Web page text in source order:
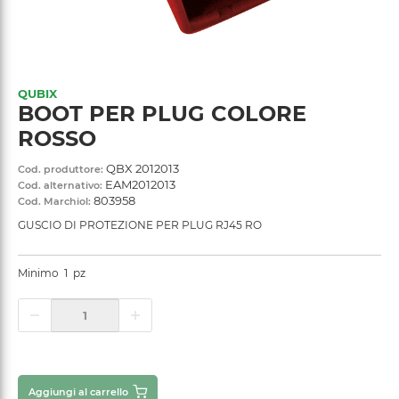
QUBIX
BOOT PER PLUG COLORE
ROSSO
Cod. produttore: QBX 2012013
Cod. alternativo: EAM2012013
Cod. Marchiol: 803958
GUSCIO DI PROTEZIONE PER PLUG RJ45 RO
Minimo 1 pz
Aggiungi al carrello